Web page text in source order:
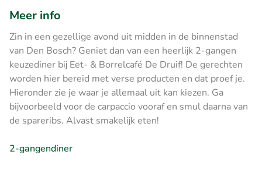
Meer info
Zin in een gezellige avond uit midden in de binnenstad
van Den Bosch? Geniet dan van een heerlijk 2-gangen
keuzediner bij Eet- & Borrelcafé De Druif! De gerechten
worden hier bereid met verse producten en dat proef je.
Hieronder zie je waar je allemaal uit kan kiezen. Ga
bijvoorbeeld voor de carpaccio vooraf en smul daarna van
de spareribs. Alvast smakelijk eten!
2-gangendiner